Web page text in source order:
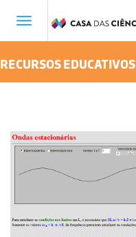
Toggle
RECURSOS EDUCATIVOS